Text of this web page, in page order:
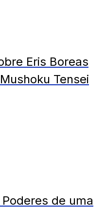
Eris Boreas
Tensei
de uma